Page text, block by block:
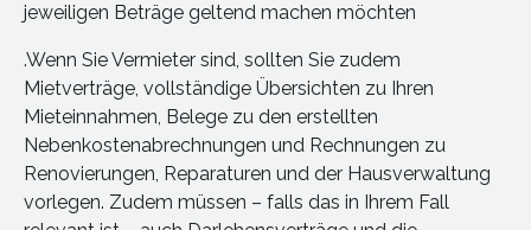
jeweiligen Beträge geltend machen möchten
.Wenn Sie Vermieter sind, sollten Sie zudem
Mietverträge, vollständige Übersichten zu Ihren
Mieteinnahmen, Belege zu den erstellten
Nebenkostenabrechnungen und Rechnungen zu
Renovierungen, Reparaturen und der Hausverwaltung
vorlegen. Zudem müssen – falls das in Ihrem Fall